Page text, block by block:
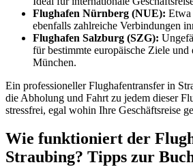
Flughafen Nürnberg (NUE): Etwa
ebenfalls zahlreiche Verbindungen
Flughafen Salzburg (SZG):
für bestimmte europäische Ziele und
München.
Ein professioneller Flughafentransfer in
die Abholung und Fahrt zu jedem dieser
stressfrei, egal wohin Ihre Geschäftsreise
Wie funktioniert der
Straubing? Tipps zur